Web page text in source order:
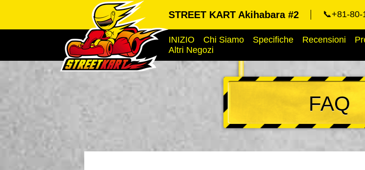
STREET KART Akihabara #2 📞+81-
INIZIO Chi Siamo Specifiche Recensioni
Altri Negozi
FAQ